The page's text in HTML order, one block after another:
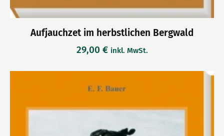
Aufjauchzet im herbstlichen Bergwald
29,00 € inkl. MwSt.